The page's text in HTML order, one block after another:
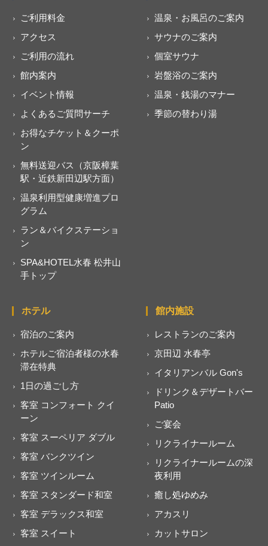
ご利用料金
アクセス
ご利用の流れ
館内案内
イベント情報
よくあるご質問サーチ
お得なチケット＆クーポ
ン
無料送迎バス（京阪樟葉
駅・近鉄新田辺駅方面）
温泉利用型健康増進プロ
グラム
ラン＆バイクステーショ
ン
SPA&HOTEL水春 松井山
手トップ
温泉・お風呂のご案内
サウナのご案内
個室サウナ
岩盤浴のご案内
温泉・銭湯のマナー
季節の替わり湯
ホテル
宿泊のご案内
ホテルご宿泊者様の水春
滞在特典
1日の過ごし方
客室 コンフォート クイ
ーン
客室 スーペリア ダブル
客室 バンクツイン
客室 ツインルーム
客室 スタンダード和室
客室 デラックス和室
客室 スイート
館内施設
レストランのご案内
京田辺 水春亭
イタリアンバル Gon's
ドリンク＆デザートバー
Patio
ご宴会
リクライナールーム
リクライナールームの深
夜利用
癒し処ゆめみ
アカスリ
カットサロン